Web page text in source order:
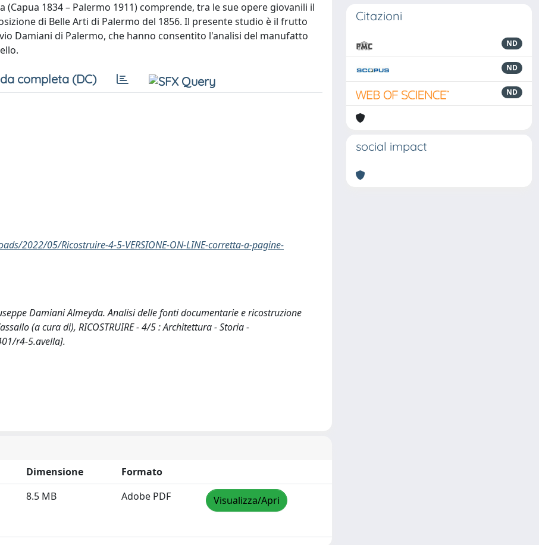
1834 – Palermo 1911) comprende, tra le sue opere giovanili il
di Belle Arti di Palermo del 1856. Il presente studio è il frutto
Damiani di Palermo, che hanno consentito l'analisi del manufatto
completa (DC)
2022/05/Ricostruire-4-5-VERSIONE-ON-LINE-corretta-a-pagine-
Damiani Almeyda. Analisi delle fonti documentarie e ricostruzione
(a cura di), RICOSTRUIRE - 4/5 : Architettura - Storia -
r4-5.avella].
Dimensione
Formato
8.5 MB Adobe PDF Visualizza/Apri
Citazioni
ND
ND
ND
social impact